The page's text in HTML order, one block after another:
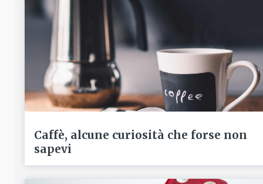
Caffè, alcune curiosità che forse non
sapevi